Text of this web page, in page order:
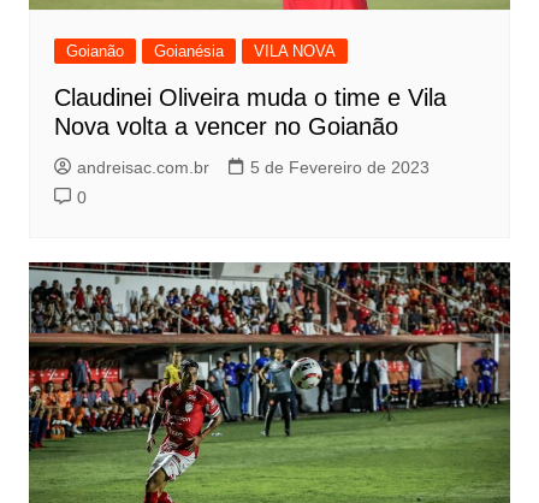
Goianão Goianésia VILA NOVA
Claudinei Oliveira muda o time e Vila
Nova volta a vencer no Goianão
andreisac.com.br
5 de Fevereiro de 2023
0